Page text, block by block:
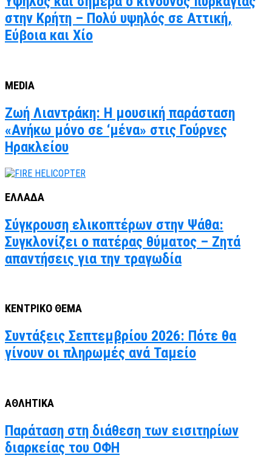
στην Κρήτη – Πολύ υψηλός σε Αττική,
Εύβοια και Χίο
MEDIA
Ζωή Λιαντράκη: Η μουσική παράσταση
«Ανήκω μόνο σε ‘μένα» στις Γούρνες
Ηρακλείου
ΕΛΛΑΔΑ
Σύγκρουση ελικοπτέρων στην Ψάθα:
Συγκλονίζει ο πατέρας θύματος – Ζητά
απαντήσεις για την τραγωδία
ΚΕΝΤΡΙΚΟ ΘΕΜΑ
Συντάξεις Σεπτεμβρίου 2026: Πότε θα
γίνουν οι πληρωμές ανά Ταμείο
ΑΘΛΗΤΙΚΑ
Παράταση στη διάθεση των εισιτηρίων
διαρκείας του ΟΦΗ